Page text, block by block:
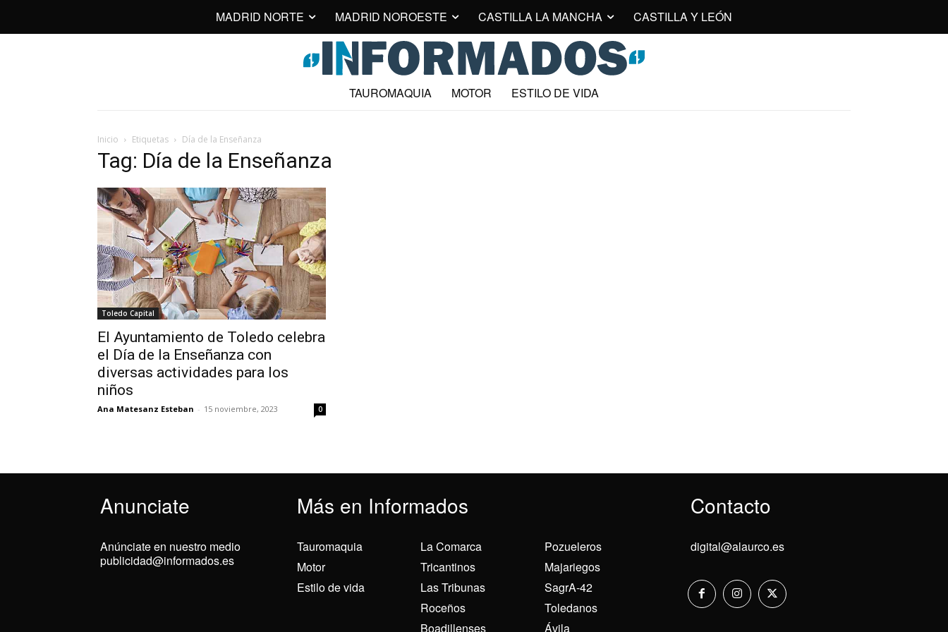
MADRID NORTE MADRID NOROESTE CASTILLA LA MANCHA CASTILLA Y LEÓN
TAUROMAQUIA MOTOR ESTILO DE VIDA
Inicio Etiquetas Día de la Enseñanza
Tag: Día de la Enseñanza
Toledo Capital
El Ayuntamiento de Toledo celebra
el Día de la Enseñanza con
diversas actividades para los
niños
Ana Matesanz Esteban - 15 noviembre, 2023 0
Anunciate Más en Informados Contacto
Anúnciate en nuestro medio
publicidad@informados.es
Tauromaquia
Motor
Estilo de vida
La Comarca
Tricantinos
Las Tribunas
Roceños
Boadillenses
Pozueleros
Majariegos
SagrA-42
Toledanos
Ávila
digital@alaurco.es